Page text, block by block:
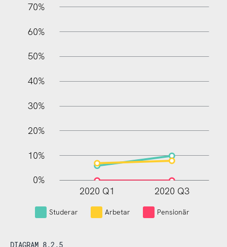
10%
70%
60%
50%
40%
30%
20%
10%
0%
2020 Q1 2020 Q3
Studerar Arbetar Pensionär
DIAGRAM 8.2.5